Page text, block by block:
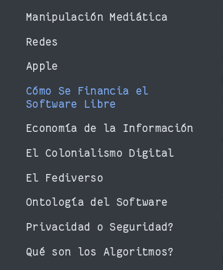
Manipulación Mediática
Redes
Apple
Cómo Se Financia el
Software Libre
Economía de la Información
El Colonialismo Digital
El Fediverso
Ontología del Software
Privacidad o Seguridad?
Qué son los Algoritmos?